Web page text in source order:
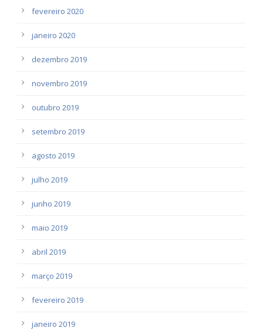
fevereiro 2020
janeiro 2020
dezembro 2019
novembro 2019
outubro 2019
setembro 2019
agosto 2019
julho 2019
junho 2019
maio 2019
abril 2019
março 2019
fevereiro 2019
janeiro 2019